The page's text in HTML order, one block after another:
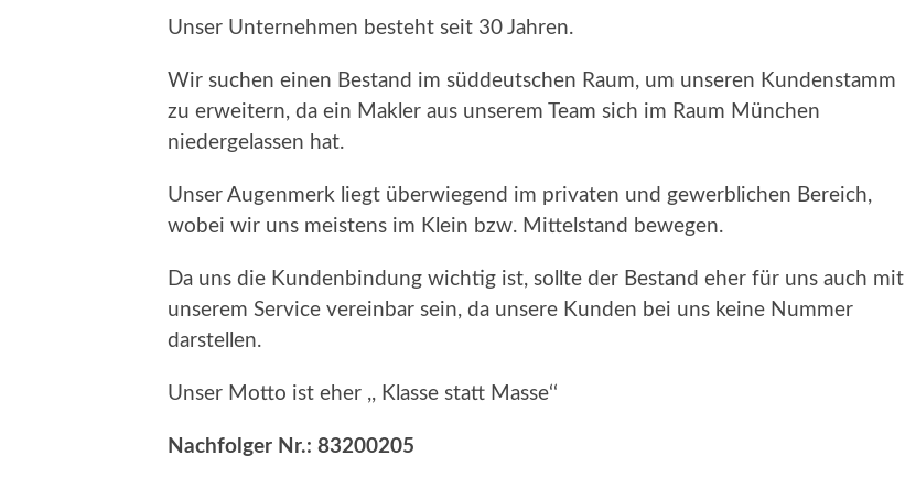
Unser Unternehmen besteht seit 30 Jahren.
Wir suchen einen Bestand im süddeutschen Raum, um unseren Kundenstamm
zu erweitern, da ein Makler aus unserem Team sich im Raum München
niedergelassen hat.
Unser Augenmerk liegt überwiegend im privaten und gewerblichen Bereich,
wobei wir uns meistens im Klein bzw. Mittelstand bewegen.
Da uns die Kundenbindung wichtig ist, sollte der Bestand eher für uns auch mit
unserem Service vereinbar sein, da unsere Kunden bei uns keine Nummer
darstellen.
Unser Motto ist eher ,, Klasse statt Masse‘‘
Nachfolger Nr.: 83200205